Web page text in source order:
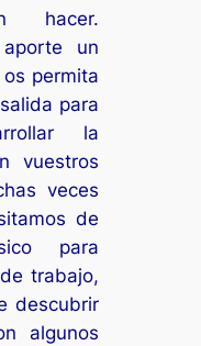
hacer.
un
permita
para
la
vuestros
veces
de
para
trabajo,
descubrir
algunos